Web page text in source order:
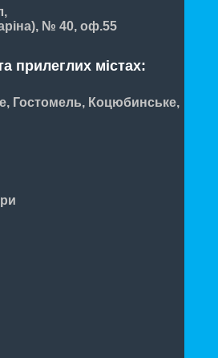
№ 40, оф.55
прилеглих містах:
Гостомель, Коцюбинське,